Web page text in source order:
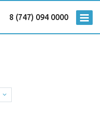
8 (747) 094 0000